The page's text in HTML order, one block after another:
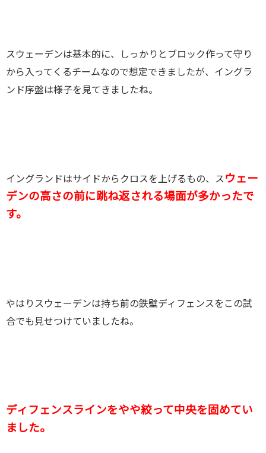
スウェーデンは基本的に、しっかりとブロック作って守り
から入ってくるチームなので想定できましたが、イングラ
ンド序盤は様子を見てきましたね。
イングランドはサイドからクロスを上げるもの、ス ウェー
デンの高さの前に跳ね返される場面が多かったで
す。
やはりスウェーデンは持ち前の鉄壁ディフェンスをこの試
合でも見せつけていましたね。
ディフェンスラインをやや絞って中央を固めてい
ました。